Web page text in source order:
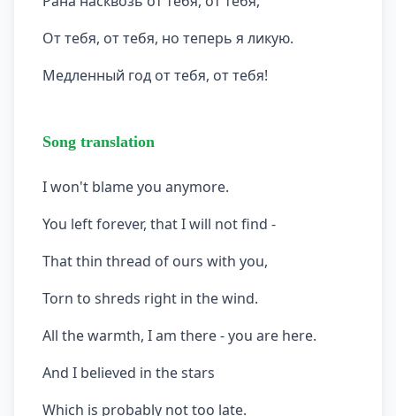
От тебя, от тебя, но теперь я ликую.
Медленный год от тебя, от тебя!
Song translation
I won't blame you anymore.
You left forever, that I will not find -
That thin thread of ours with you,
Torn to shreds right in the wind.
All the warmth, I am there - you are here.
And I believed in the stars
Which is probably not too late.